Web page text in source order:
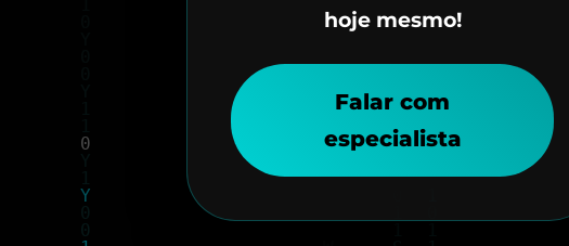
hoje mesmo!
Falar com
especialista